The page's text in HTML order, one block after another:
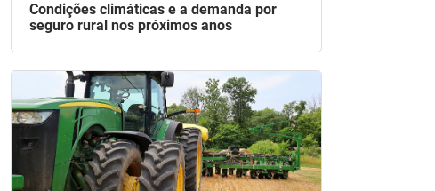
Condições climáticas e a demanda por
seguro rural nos próximos anos